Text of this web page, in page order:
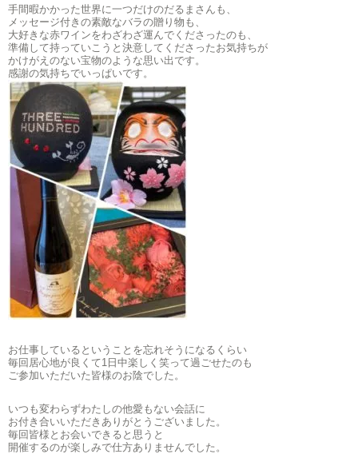
手間暇かかった世界に一つだけのだるまさんも、
メッセージ付きの素敵なバラの贈り物も、
大好きな赤ワインをわざわざ運んでくださったのも、
準備して持っていこうと決意してくださったお気持ちが
かけがえのない宝物のような思い出です。
感謝の気持ちでいっぱいです。
お仕事しているということを忘れそうになるくらい
毎回居心地が良くて1日中楽しく笑って過ごせたのも
ご参加いただいた皆様のお陰でした。
いつも変わらずわたしの他愛もない会話に
お付き合いいただきありがとうございました。
毎回皆様とお会いできると思うと
開催するのが楽しみで仕方ありませんでした。